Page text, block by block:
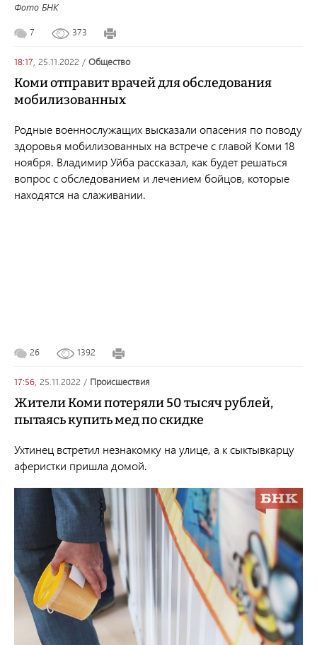
Фото БНК
7 373
18:17, 25.11.2022 / общество
Коми отправит врачей для обследования
мобилизованных
Родные военнослужащих высказали опасения по поводу
здоровья мобилизованных на встрече с главой Коми 18
ноября. Владимир Уйба рассказал, как будет решаться
вопрос с обследованием и лечением бойцов, которые
находятся на слаживании.
26 1392
17:56, 25.11.2022 / происшествия
Жители Коми потеряли 50 тысяч рублей,
пытаясь купить мед по скидке
Ухтинец встретил незнакомку на улице, а к сыктывкарцу
аферистки пришла домой.